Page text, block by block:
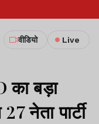
वीडियो Live
का बड़ा
नेता पार्टी